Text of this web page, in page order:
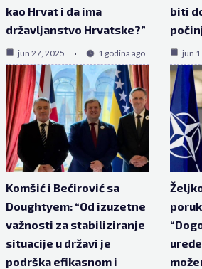
kao Hrvat i da ima
državljanstvo Hrvatske?”
jun 27, 2025 1 godina ago
biti
jun
Komšić i Bećirović sa
Doughtyem: “Od izuzetne
važnosti za stabiliziranje
situacije u državi je
podrška efikasnom i